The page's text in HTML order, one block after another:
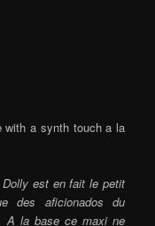
with a synth touch a la
est en fait le petit
des aficionados du
A la base ce maxi ne